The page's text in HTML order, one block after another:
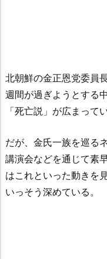
北朝鮮の金正恩党委員
週間が過ぎようとする
「死亡説」が広まって
だが、金氏一族を巡る
講演会などを通じて素
はこれといった動きを
いっそう深めている。